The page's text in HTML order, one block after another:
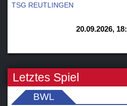
TSG REUTLINGEN
20.09.2026,
Letztes Spiel
BWL